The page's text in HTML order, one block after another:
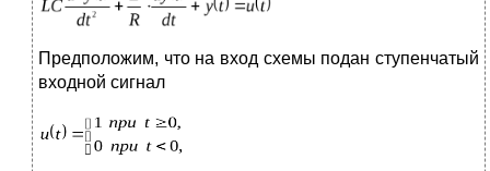
Предположим, что на вход схемы подан ступенчатый
входной сигнал